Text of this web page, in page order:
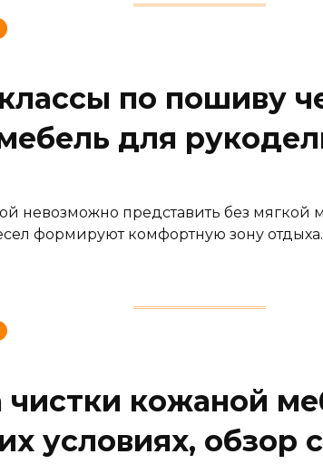
по пошиву
для
невозможно представить без
формируют комфортную зону
чистки кожаной
условиях, обзор